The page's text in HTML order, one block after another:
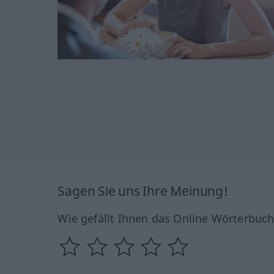
Sagen Sie uns Ihre Meinung!
Wie gefällt Ihnen das Online